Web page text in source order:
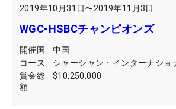
2019年10月31日〜2019年11月3日
WGC-HSBCチャンピオンズ
開催国
中国
コース
シャーシャン・インターナショ
賞金総
額
$10,250,000